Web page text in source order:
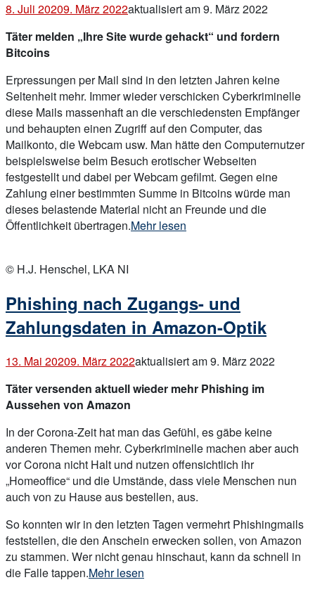
8. Juli 20209. März 2022aktualisiert am 9. März 2022
Täter melden „Ihre Site wurde gehackt“ und fordern
Bitcoins
Erpressungen per Mail sind in den letzten Jahren keine
Seltenheit mehr. Immer wieder verschicken Cyberkriminelle
diese Mails massenhaft an die verschiedensten Empfänger
und behaupten einen Zugriff auf den Computer, das
Mailkonto, die Webcam usw. Man hätte den Computernutzer
beispielsweise beim Besuch erotischer Webseiten
festgestellt und dabei per Webcam gefilmt. Gegen eine
Zahlung einer bestimmten Summe in Bitcoins würde man
dieses belastende Material nicht an Freunde und die
Öffentlichkeit übertragen.„Epressermail
Mehr lesen
post
© H.J. Henschel, LKA NI
Phishing nach Zugangs- und
Zahlungsdaten in Amazon-Optik
13. Mai 20209. März 2022aktualisiert am 9. März 2022
Täter versenden aktuell wieder mehr Phishing im
Aussehen von Amazon
In der Corona-Zeit hat man das Gefühl, es gäbe keine
anderen Themen mehr. Cyberkriminelle machen aber auch
vor Corona nicht Halt und nutzen offensichtlich ihr
„Homeoffice“ und die Umstände, dass viele Menschen nun
auch von zu Hause aus bestellen, aus.
So konnten wir in den letzten Tagen vermehrt Phishingmails
feststellen, die den Anschein erwecken sollen, von Amazon
zu stammen. Wer nicht genau hinschaut, kann da schnell in
die Falle tappen.„Phishing
Mehr lesen